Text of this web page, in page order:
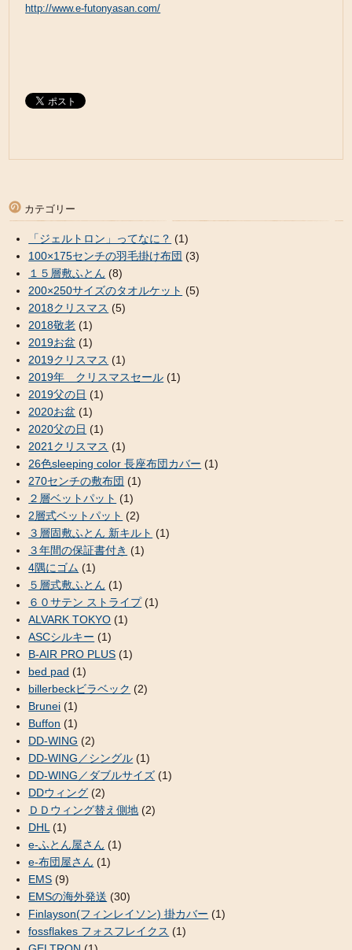
http://www.e-futonyasan.com/
カテゴリー
「ジェルトロン」ってなに？ (1)
100×175センチの羽毛掛け布団 (3)
１５層敷ふとん (8)
200×250サイズのタオルケット (5)
2018クリスマス (5)
2018敬老 (1)
2019お盆 (1)
2019クリスマス (1)
2019年 クリスマスセール (1)
2019父の日 (1)
2020お盆 (1)
2020父の日 (1)
2021クリスマス (1)
26色sleeping color 長座布団カバー (1)
270センチの敷布団 (1)
２層ベットパット (1)
2層式ベットパット (2)
３層固敷ふとん 新キルト (1)
３年間の保証書付き (1)
4隅にゴム (1)
５層式敷ふとん (1)
６０サテン ストライプ(1)
ALVARK TOKYO (1)
ASCシルキー (1)
B-AIR PRO PLUS (1)
bed pad (1)
billerbeckビラベック (2)
Brunei (1)
Buffon (1)
DD-WING (2)
DD-WING／シングル (1)
DD-WING／ダブルサイズ (1)
DDウィング (2)
ＤＤウィング替え側地 (2)
DHL (1)
e-ふとん屋さん (1)
e-布団屋さん (1)
EMS (9)
EMSの海外発送 (30)
Finlayson(フィンレイソン) 掛カバー (1)
fossflakes フォスフレイクス (1)